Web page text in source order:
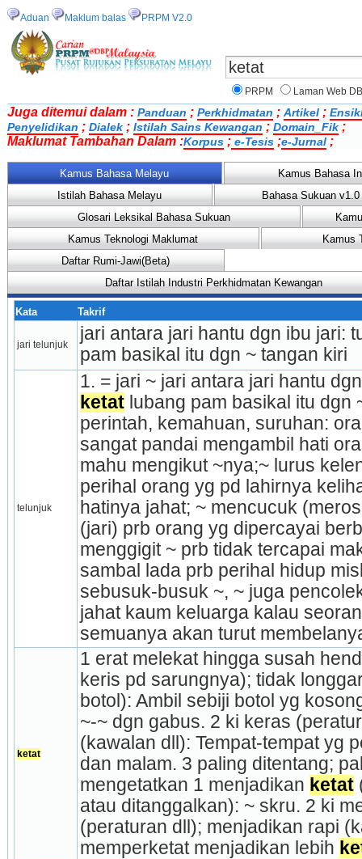
Aduan Maklum balas PRPM V2.0
PRPM Laman Web
Juga ditemui dalam : Panduan ; Perkhidmatan ; Artikel ;
Penyelidikan ; Dialek ; Istilah Sains Kewangan ; Domain_Fik ;
Maklumat Tambahan Dalam :Korpus ; e-Tesis ;e-Jurnal ;
Kamus Bahasa Melayu
Kamus Bahasa
Istilah Bahasa Melayu
Bahasa Sukuan v1.0
Glosari Leksikal Bahasa Sukuan
Kamus Teknologi Maklumat
Kamus
Daftar Rumi-Jawi(Beta)
Daftar Istilah Industri Perkhidmatan Kewangan
Kata Takrif
jari telunjuk
jari antara jari hantu dgn ibu jari:
pam basikal itu dgn ~ tangan kiri
telunjuk
1. = jari ~ jari antara jari hantu
ketat lubang pam basikal itu dgn
perintah, ke­ma­hu­an, suruhan:
sangat pandai mengambil hati
mahu mengikut ~nya;~ lurus
perihal orang yg pd lahirnya
hatinya jahat; ~ mencucuk
(jari) prb orang yg dipercayai
menggigit ~ prb tidak tercapai
sambal lada prb perihal hidup
sebusuk-busuk ~, ~ juga
jahat kaum keluarga kalau
semuanya akan turut
ketat
1 erat melekat hingga susah
keris pd sarungnya); tidak
botol): Ambil sebiji botol yg
~-~ dgn gabus. 2 ki keras
(kawalan dll): Tempat-tempat yg
dan malam. 3 paling ditentang;
mengetatkan 1 menjadikan ketat
atau ditanggalkan): ~ skru. 2 ki
(peraturan dll); menjadikan rapi
memperketat menjadikan lebih